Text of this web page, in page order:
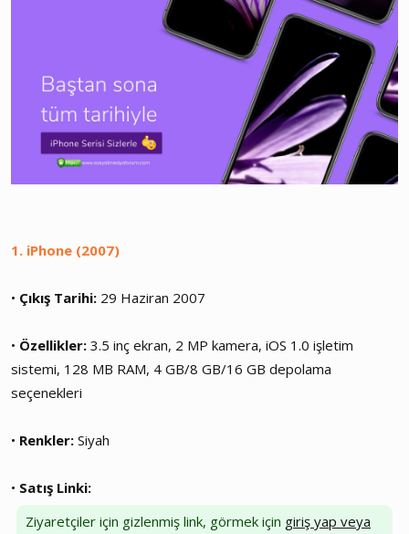
1. iPhone (2007)
• Çıkış Tarihi: 29 Haziran 2007
• Özellikler: 3.5 inç ekran, 2 MP kamera, iOS 1.0 işletim
sistemi, 128 MB RAM, 4 GB/8 GB/16 GB depolama
seçenekleri
• Renkler: Siyah
• Satış Linki:
Ziyaretçiler için gizlenmiş link, görmek için giriş yap veya